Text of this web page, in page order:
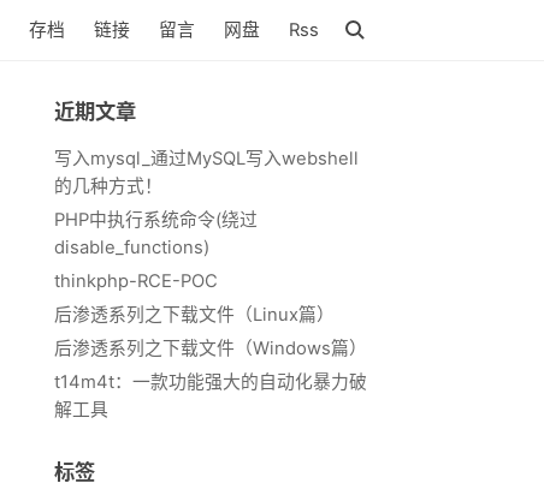
存档 链接 留言 网盘 Rss
近期文章
写入mysql_通过MySQL写入webshell
的几种方式！
PHP中执行系统命令(绕过
disable_functions)
thinkphp-RCE-POC
后渗透系列之下载文件（Linux篇）
后渗透系列之下载文件（Windows篇）
t14m4t：一款功能强大的自动化暴力破
解工具
标签